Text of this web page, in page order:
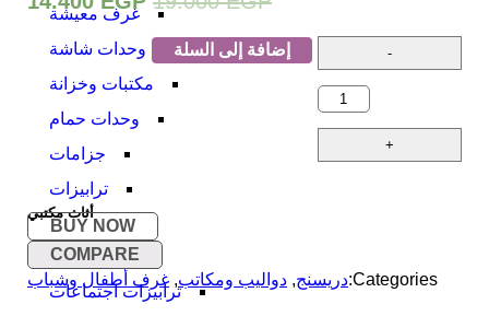
غرف معيشة
وحدات شاشة
مكتبات وخزانة
وحدات حمام
جزامات
ترابيزات
أثاث مكتبي
مكاتب
ترابيزات اجتماعات
إضافة إلى السلة
BUY NOW
COMPARE
Categories: دريسنج, دواليب ومكاتب, غرف أطفال وشباب